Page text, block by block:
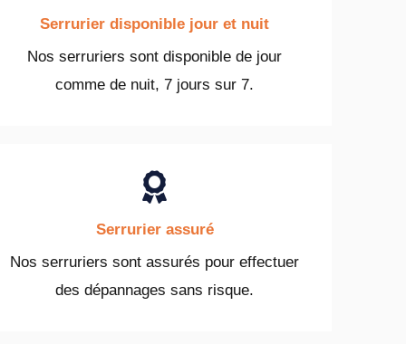
Serrurier disponible jour et nuit
Nos serruriers sont disponible de jour
comme de nuit, 7 jours sur 7.
Serrurier assuré
Nos serruriers sont assurés pour effectuer
des dépannages sans risque.